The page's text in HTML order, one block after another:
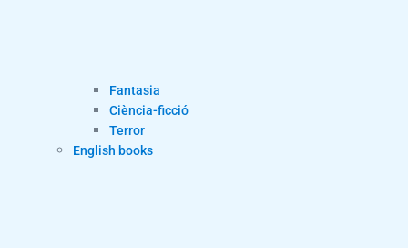
Fantasia
Ciència-ficció
Terror
English books